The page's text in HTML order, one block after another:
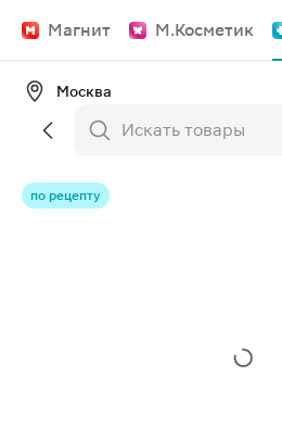
Магнит М.Косметик
Москва
по рецепту